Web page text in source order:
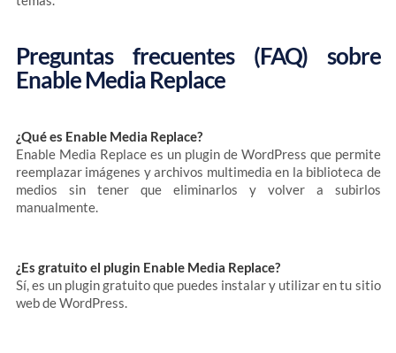
Preguntas frecuentes (FAQ) sobre
Enable Media Replace
¿Qué es Enable Media Replace?
Enable Media Replace es un plugin de WordPress que permite
reemplazar imágenes y archivos multimedia en la biblioteca de
medios sin tener que eliminarlos y volver a subirlos
manualmente.
¿Es gratuito el plugin Enable Media Replace?
Sí, es un plugin gratuito que puedes instalar y utilizar en tu sitio
web de WordPress.